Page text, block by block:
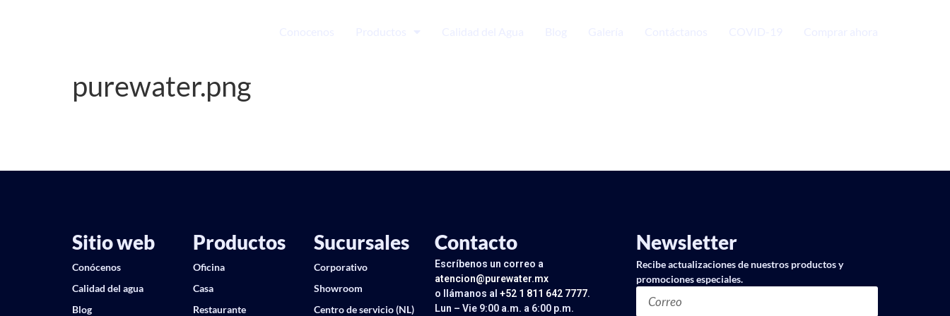
purewater.png
Sitio web
Conócenos
Calidad del agua
Blog
Productos
Oficina
Casa
Restaurante
Sucursales
Corporativo
Showroom
Centro de servicio (NL)
Contacto
Escríbenos un correo a
atencion@purewater.mx
o llámanos al +52 1 811 642 7777.
Lun – Vie 9:00 a.m. a 6:00 p.m.
Newsletter
Recibe actualizaciones de nuestros productos y
promociones especiales.